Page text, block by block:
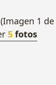
5 fotos